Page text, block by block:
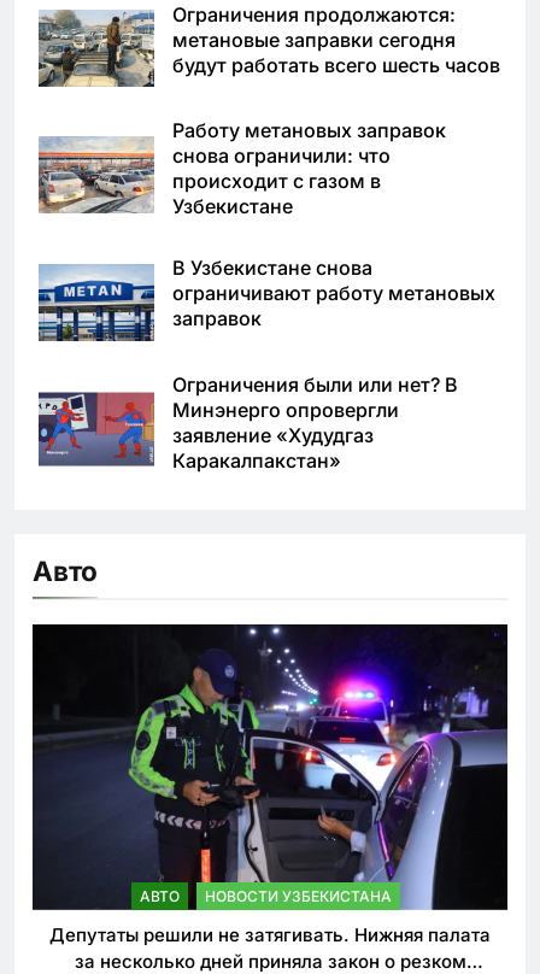
Ограничения продолжаются:
метановые заправки сегодня
будут работать всего шесть часов
Работу метановых заправок
снова ограничили: что
происходит с газом в
Узбекистане
В Узбекистане снова
ограничивают работу метановых
заправок
Ограничения были или нет? В
Минэнерго опровергли
заявление «Худудгаз
Каракалпакстан»
Авто
АВТО НОВОСТИ УЗБЕКИСТАНА
Депутаты решили не затягивать. Нижняя палата
за несколько дней приняла закон о резком